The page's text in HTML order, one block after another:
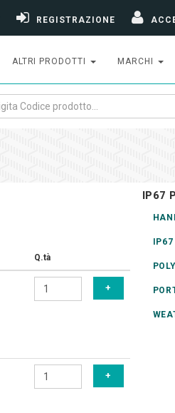
REGISTRAZIONE
ALTRI PRODOTTI MARCHI
Q.tà
IP67